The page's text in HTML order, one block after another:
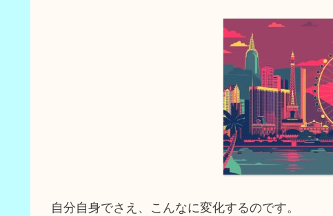
自分自身でさえ、こんなに変化するのです。